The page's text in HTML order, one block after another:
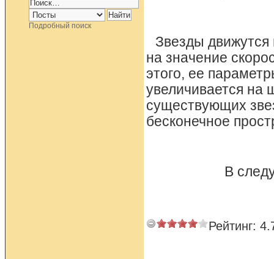
Подробный поиск
Звезды движутся
на значение
этого, ее
увеличивается на
существующих
бесконечное
В
Рейтинг: